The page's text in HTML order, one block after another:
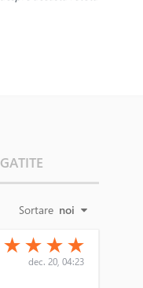
GATITE
Sortare noi
(*)
★ (*)
★ (*)
★ (*)
★
dec. 20, 04:23